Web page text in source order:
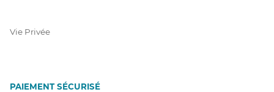
Vie Privée
PAIEMENT SÉCURISÉ